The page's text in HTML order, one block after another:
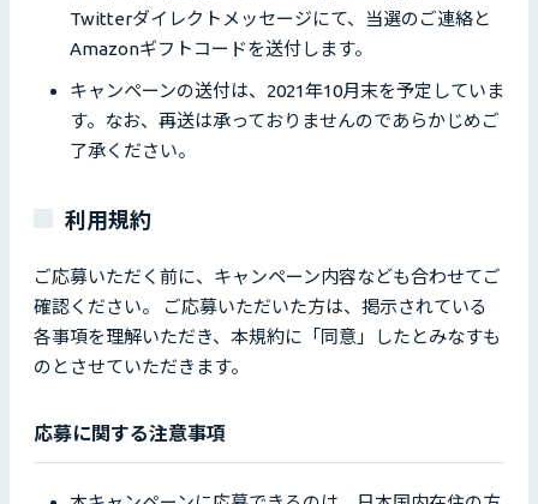
Twitterダイレクトメッセージにて、当選のご連絡と
Amazonギフトコードを送付します。
キャンペーンの送付は、2021年10月末を予定していま
す。なお、再送は承っておりませんのであらかじめご
了承ください。
利用規約
ご応募いただく前に、キャンペーン内容なども合わせてご
確認ください。 ご応募いただいた方は、掲示されている
各事項を理解いただき、本規約に「同意」したとみなすも
のとさせていただきます。
応募に関する注意事項